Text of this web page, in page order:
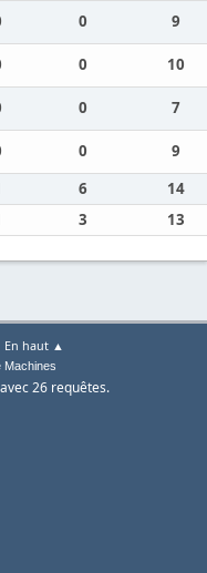
0
9
0
10
0
7
0
9
6
14
3 13
En haut ▲
Machines
26 requêtes.